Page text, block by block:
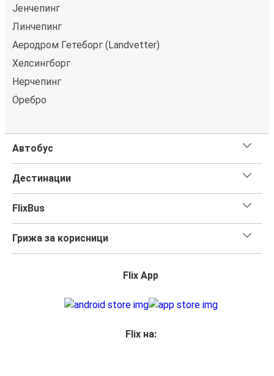
Јенчепинг
Линчепинг
Аеродром Гетеборг (Landvetter)
Хелсингборг
Нерчепинг
Öребро
Автобус
Дестинации
FlixBus
Грижа за корисници
Flix App
Flix на: